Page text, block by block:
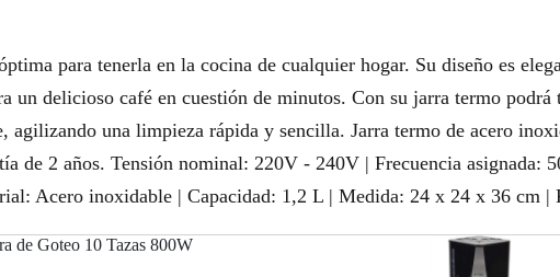
para tenerla en la cocina de cualquier hogar. Su diseño es
un delicioso café en cuestión de minutos. Con su jarra termo
agilizando una limpieza rápida y sencilla. Jarra termo de acero
de 2 años. Tensión nominal: 220V - 240V | Frecuencia
Acero inoxidable | Capacidad: 1,2 L | Medida: 24 x 24 x 36 cm |
de Goteo 10 Tazas 800W